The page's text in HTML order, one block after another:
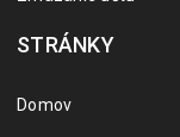
STRÁNKY
Domov